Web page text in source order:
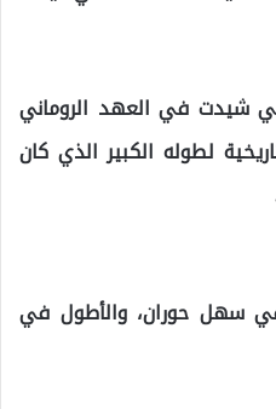
شيدت في العهد الروماني
لطوله الكبير الذي كان
سهل حوران، والأطول في